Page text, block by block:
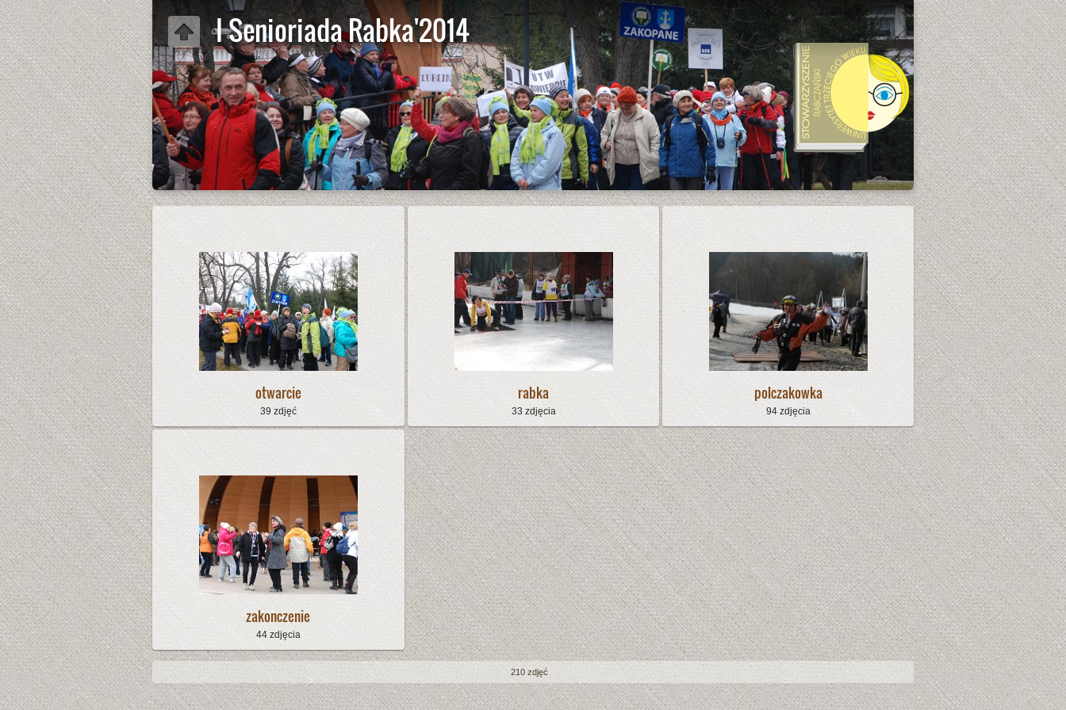
I Senioriada Rabka'2014
otwarcie
39 zdjęć
rabka
33 zdjęcia
polczakowka
94 zdjęcia
zakonczenie
44 zdjęcia
210 zdjęć